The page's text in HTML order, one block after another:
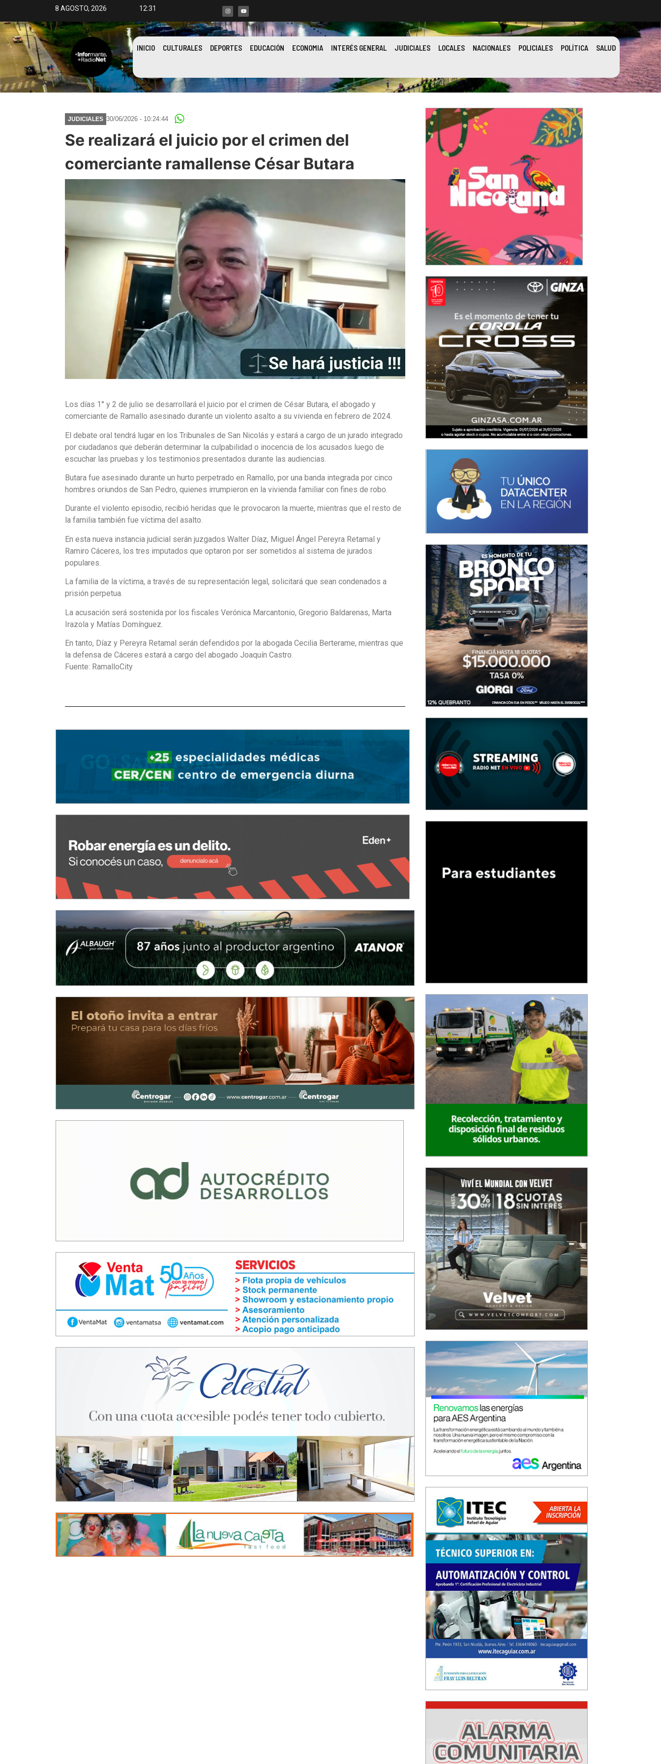
8 AGOSTO, 2026 12:31
INICIO CULTURALES DEPORTES EDUCACIÓN ECONOMIA INTERÉS GENERAL JUDICIALES LOCALES NACIONALES POLICIALES POLÍTICA SALUD
JUDICIALES 30/06/2026 - 10:24:44
Se realizará el juicio por el crimen del
comerciante ramallense César Butara
Los días 1° y 2 de julio se desarrollará el juicio por el crimen de César Butara, el abogado y
comerciante de Ramallo asesinado durante un violento asalto a su vivienda en febrero de 2024.
El debate oral tendrá lugar en los Tribunales de San Nicolás y estará a cargo de un jurado integrado
por ciudadanos que deberán determinar la culpabilidad o inocencia de los acusados luego de
escuchar las pruebas y los testimonios presentados durante las audiencias.
Butara fue asesinado durante un hurto perpetrado en Ramallo, por una banda integrada por cinco
hombres oriundos de San Pedro, quienes irrumpieron en la vivienda familiar con fines de robo.
Durante el violento episodio, recibió heridas que le provocaron la muerte, mientras que el resto de
la familia también fue víctima del asalto.
En esta nueva instancia judicial serán juzgados Walter Díaz, Miguel Ángel Pereyra Retamal y
Ramiro Cáceres, los tres imputados que optaron por ser sometidos al sistema de jurados
populares.
La familia de la víctima, a través de su representación legal, solicitará que sean condenados a
prisión perpetua.
La acusación será sostenida por los fiscales Verónica Marcantonio, Gregorio Baldarenas, Marta
Irazola y Matías Domínguez.
En tanto, Díaz y Pereyra Retamal serán defendidos por la abogada Cecilia Berterame, mientras que
la defensa de Cáceres estará a cargo del abogado Joaquín Castro.
Fuente: RamalloCity